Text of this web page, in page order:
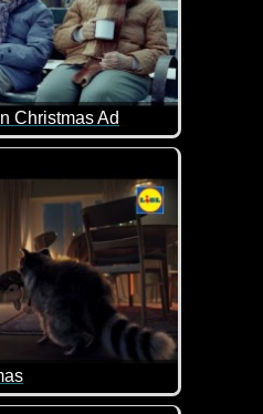
Christmas Ad
Geschichte über
immer wieder das Herz auf,